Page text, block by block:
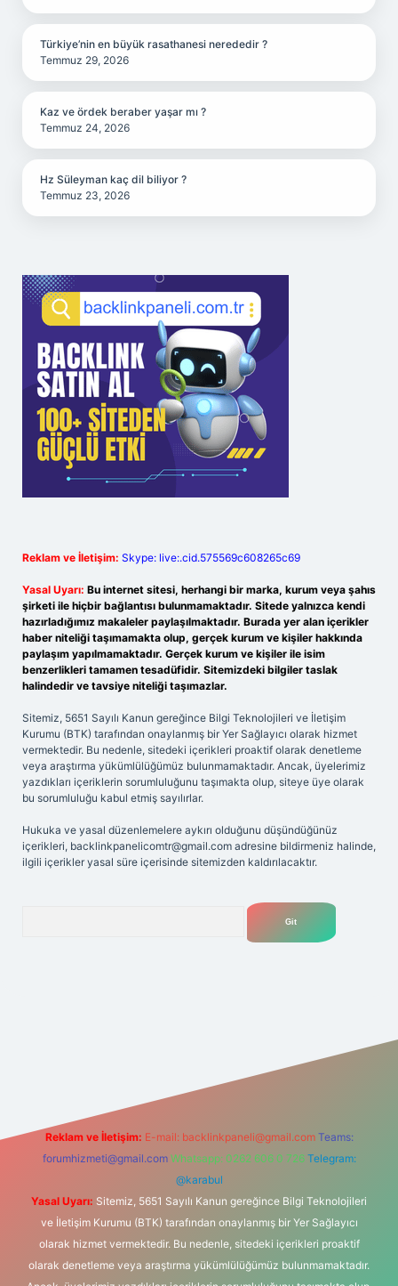
Türkiye’nin en büyük rasathanesi nerededir ?
Temmuz 29, 2026
Kaz ve ördek beraber yaşar mı ?
Temmuz 24, 2026
Hz Süleyman kaç dil biliyor ?
Temmuz 23, 2026
Reklam ve İletişim: Skype: live:.cid.575569c608265c69
Yasal Uyarı: Bu internet sitesi, herhangi bir marka, kurum veya şahıs
şirketi ile hiçbir bağlantısı bulunmamaktadır. Sitede yalnızca kendi
hazırladığımız makaleler paylaşılmaktadır. Burada yer alan içerikler
haber niteliği taşımamakta olup, gerçek kurum ve kişiler hakkında
paylaşım yapılmamaktadır. Gerçek kurum ve kişiler ile isim
benzerlikleri tamamen tesadüfidir. Sitemizdeki bilgiler taslak
halindedir ve tavsiye niteliği taşımazlar.
Sitemiz, 5651 Sayılı Kanun gereğince Bilgi Teknolojileri ve İletişim
Kurumu (BTK) tarafından onaylanmış bir Yer Sağlayıcı olarak hizmet
vermektedir. Bu nedenle, sitedeki içerikleri proaktif olarak denetleme
veya araştırma yükümlülüğümüz bulunmamaktadır. Ancak, üyelerimiz
yazdıkları içeriklerin sorumluluğunu taşımakta olup, siteye üye olarak
bu sorumluluğu kabul etmiş sayılırlar.
Hukuka ve yasal düzenlemelere aykırı olduğunu düşündüğünüz
içerikleri, backlinkpanelicomtr@gmail.com adresine bildirmeniz halinde,
ilgili içerikler yasal süre içerisinde sitemizden kaldırılacaktır.
Reklam ve İletişim: E-mail: backlinkpaneli@gmail.com Teams:
forumhizmeti@gmail.com Whatsapp: 0262 606 0 726 Telegram:
@karabul
Yasal Uyarı: Sitemiz, 5651 Sayılı Kanun gereğince Bilgi Teknolojileri
ve İletişim Kurumu (BTK) tarafından onaylanmış bir Yer Sağlayıcı
olarak hizmet vermektedir. Bu nedenle, sitedeki içerikleri proaktif
olarak denetleme veya araştırma yükümlülüğümüz bulunmamaktadır.